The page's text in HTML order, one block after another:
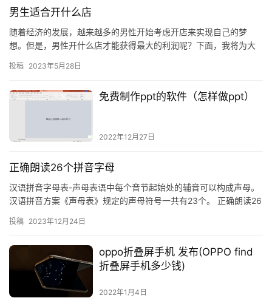
男生适合开什么店
随着经济的发展，越来越多的男性开始考虑开店来实现自己的梦
想。但是，男性开什么店才能获得最大的利润呢？下面，我将为大
店…
投稿 2023年5月28日
免费制作ppt的软件（怎样做ppt）
2022年12月27日
正确朗读26个拼音字母
汉语拼音字母表-声母表语中每个音节起始处的辅音可以构成声母。
汉语拼音方案《声母表》规定的声母符号一共有23个。 正确朗读26
投稿 2023年12月24日
oppo折叠屏手机 发布(OPPO find
折叠屏手机多少钱)
2022年1月4日